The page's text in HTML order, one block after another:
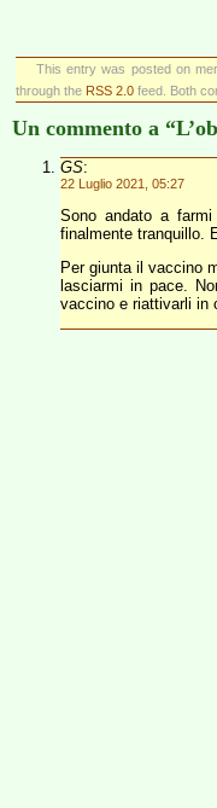
This entry was posted on
through the RSS 2.0 feed. Both
Un commento a
GS:
22 Luglio 2021, 05:27
Sono andato a
finalmente tranquillo.
Per giunta il vaccino
lasciarmi in pace.
vaccino e riattivarli in